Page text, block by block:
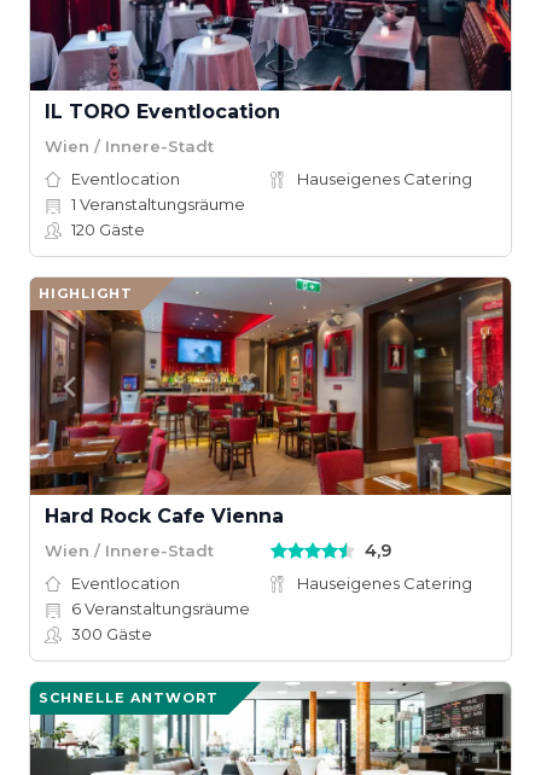
IL TORO Eventlocation
Wien / Innere-Stadt
Eventlocation
Hauseigenes Catering
1 Veranstaltungsräume
120 Gäste
HIGHLIGHT
Hard Rock Cafe Vienna
Wien / Innere-Stadt 4,9
Eventlocation
Hauseigenes Catering
6Veranstaltungsräume
300 Gäste
SCHNELLE ANTWORT